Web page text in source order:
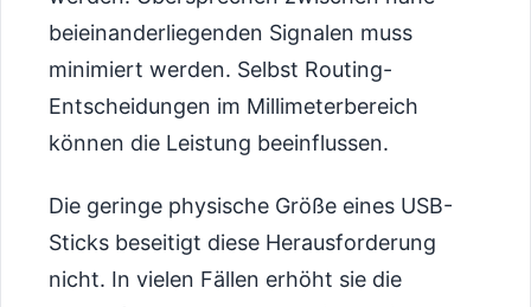
beieinanderliegenden Signalen muss
minimiert werden. Selbst Routing-
Entscheidungen im Millimeterbereich
können die Leistung beeinflussen.
Die geringe physische Größe eines USB-
Sticks beseitigt diese Herausforderung
nicht. In vielen Fällen erhöht sie die